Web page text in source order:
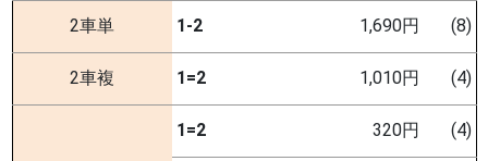
2車単 1-2 1,690円 (8)
2車複 1=2 1,010円 (4)
1=2 320円 (4)